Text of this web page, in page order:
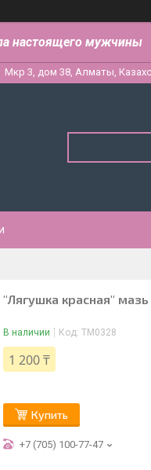
настоящего мужчины
Мкр 3, дом 38, Алматы,
"Лягушка красная"
В наличии Код: ТМ0328
1 200 ₸
Купить
+7 (705) 100-77-47